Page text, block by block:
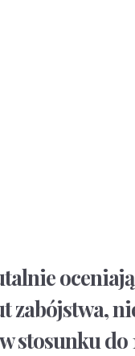
zabójstwa,
stosunku do